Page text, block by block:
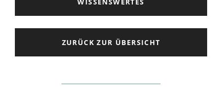
ZURÜCK ZUR ÜBERSICHT